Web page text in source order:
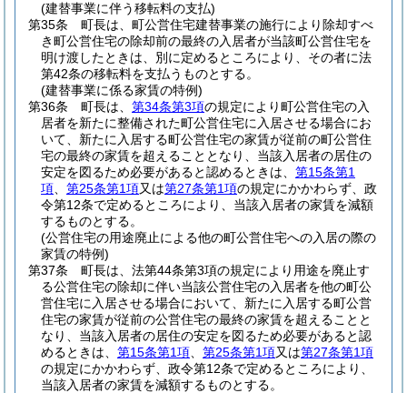
(建替事業に伴う移転料の支払)
第35条
町長は、町公営住宅建替事業の施行により除却すべ
き町公営住宅の除却前の最終の入居者が当該町公営住宅を
明け渡したときは、別に定めるところにより、その者に法
第42条の移転料を支払うものとする。
(建替事業に係る家賃の特例)
第36条
町長は、 第34条第3項の規定により町公営住宅の入
居者を新たに整備された町公営住宅に入居させる場合にお
いて、新たに入居する町公営住宅の家賃が従前の町公営住
宅の最終の家賃を超えることとなり、当該入居者の居住の
安定を図るため必要があると認めるときは、 第15条第1
項
第25条第1項又は第27条第1項の規定にかかわらず、政
令第12条で定めるところにより、当該入居者の家賃を減額
するものとする。
(公営住宅の用途廃止による他の町公営住宅への入居の際の
家賃の特例)
第37条
町長は、法第44条第3項の規定により用途を廃止す
る公営住宅の除却に伴い当該公営住宅の入居者を他の町公
営住宅に入居させる場合において、新たに入居する町公営
住宅の家賃が従前の公営住宅の最終の家賃を超えることと
なり、当該入居者の居住の安定を図るため必要があると認
めるときは、 第15条第1項 第25条第1項又は第27条第1項
の規定にかかわらず、政令第12条で定めるところにより、
当該入居者の家賃を減額するものとする。